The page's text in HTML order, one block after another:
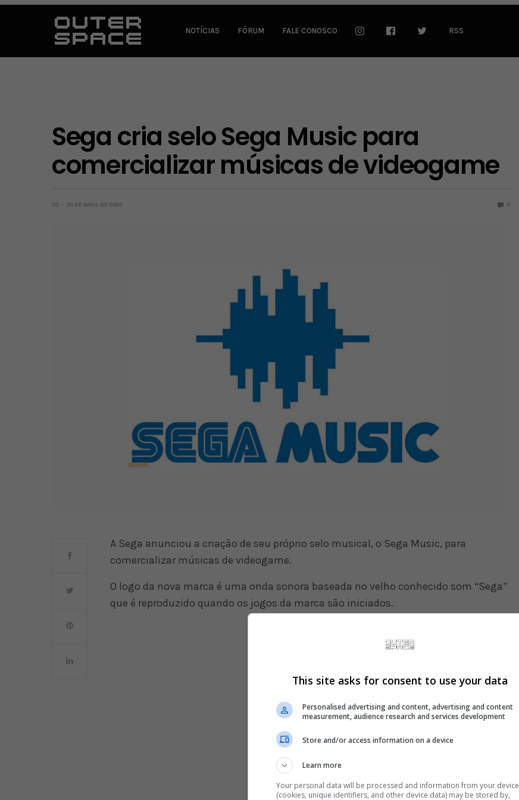
NOTÍCIAS FÓRUM FALE CONOSCO RSS
Sega cria selo Sega Music para
comercializar músicas de videogame
OS 30 DE APRIL DE 2020 0
A Sega anunciou a criação de seu próprio selo musical, o Sega Music, para
comercializar músicas de videogame.
O logo da nova marca é uma onda sonora baseada no velho conhecido som “Sega”
que é reproduzido quando os jogos da marca são iniciados.
This site asks for consent to use your data
Personalised advertising and content, advertising and content
measurement, audience research and services development
Store and/or access information on a device
Learn more
Your personal data will be processed and information from your device
(cookies, unique identifiers, and other device data) may be stored by,